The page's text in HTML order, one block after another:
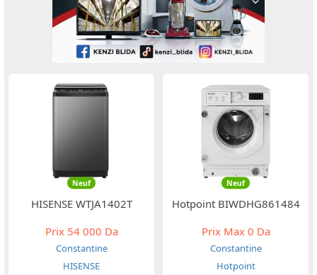
Neuf
HISENSE WTJA1402T
Prix54 000 Da
Constantine
HISENSE
Neuf
Hotpoint BIWDHG861484
Prix Max0 Da
Constantine
Hotpoint